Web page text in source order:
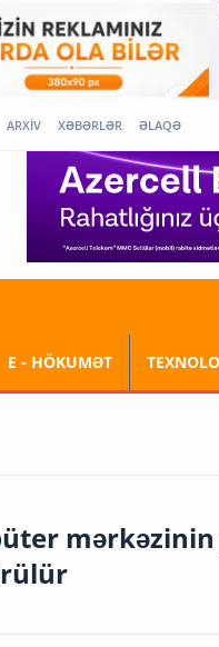
ARXİV XƏBƏRLƏR ƏLAQƏ
E - HÖKUMƏT
mərkəzinin